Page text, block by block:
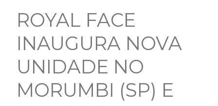
ROYAL FACE
INAUGURA NOVA
UNIDADE NO
MORUMBI (SP) E